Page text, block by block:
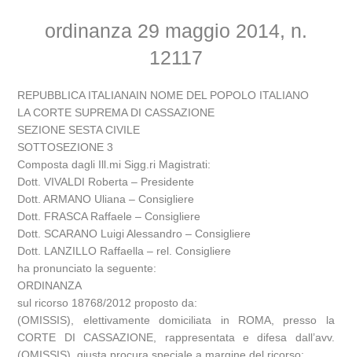
ordinanza 29 maggio 2014, n.
12117
REPUBBLICA ITALIANAIN NOME DEL POPOLO ITALIANO
LA CORTE SUPREMA DI CASSAZIONE
SEZIONE SESTA CIVILE
SOTTOSEZIONE 3
Composta dagli Ill.mi Sigg.ri Magistrati:
Dott. VIVALDI Roberta – Presidente
Dott. ARMANO Uliana – Consigliere
Dott. FRASCA Raffaele – Consigliere
Dott. SCARANO Luigi Alessandro – Consigliere
Dott. LANZILLO Raffaella – rel. Consigliere
ha pronunciato la seguente:
ORDINANZA
sul ricorso 18768/2012 proposto da:
(OMISSIS), elettivamente domiciliata in ROMA, presso la
CORTE DI CASSAZIONE, rappresentata e difesa dall’avv.